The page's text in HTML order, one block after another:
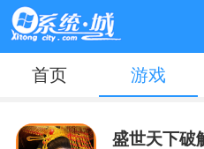
首页 游戏
盛世天下破